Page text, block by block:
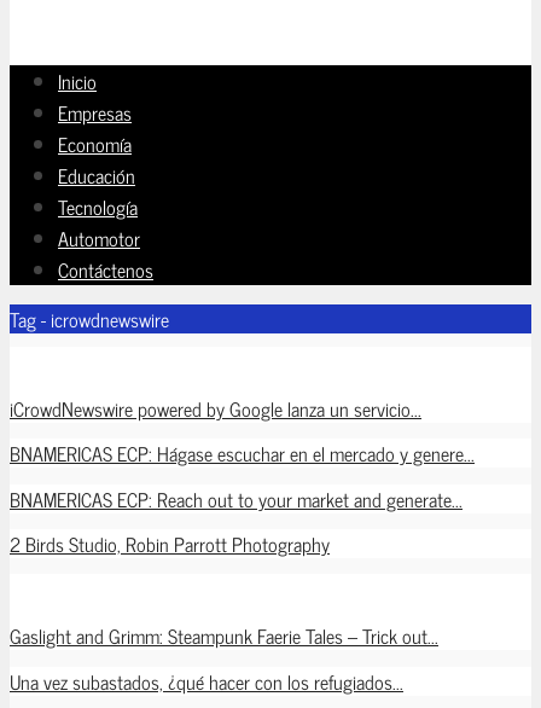
Inicio
Empresas
Economía
Educación
Tecnología
Automotor
Contáctenos
Tag - icrowdnewswire
iCrowdNewswire powered by Google lanza un servicio...
BNAMERICAS ECP: Hágase escuchar en el mercado y genere...
BNAMERICAS ECP: Reach out to your market and generate...
2 Birds Studio, Robin Parrott Photography
Gaslight and Grimm: Steampunk Faerie Tales – Trick out...
Una vez subastados, ¿qué hacer con los refugiados...